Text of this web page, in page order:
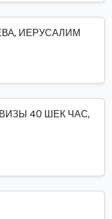
ИЕРУСАЛИМ
40 ШЕК ЧАС,